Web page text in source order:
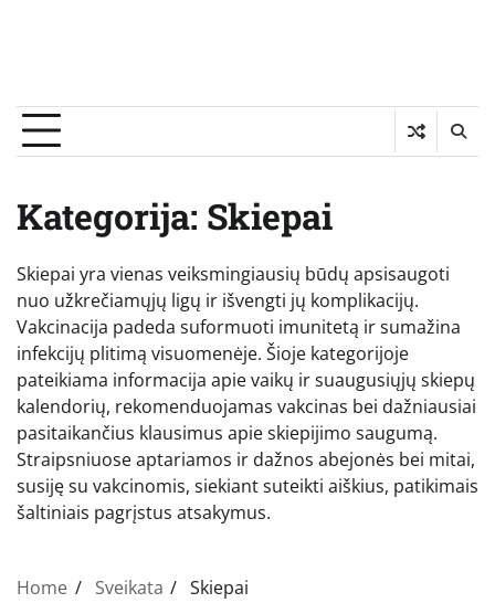
Kategorija: Skiepai
Skiepai yra vienas veiksmingiausių būdų apsisaugoti
nuo užkrečiamųjų ligų ir išvengti jų komplikacijų.
Vakcinacija padeda suformuoti imunitetą ir sumažina
infekcijų plitimą visuomenėje. Šioje kategorijoje
pateikiama informacija apie vaikų ir suaugusiųjų skiepų
kalendorių, rekomenduojamas vakcinas bei dažniausiai
pasitaikančius klausimus apie skiepijimo saugumą.
Straipsniuose aptariamos ir dažnos abejonės bei mitai,
susiję su vakcinomis, siekiant suteikti aiškius, patikimais
šaltiniais pagrįstus atsakymus.
Home Sveikata Skiepai